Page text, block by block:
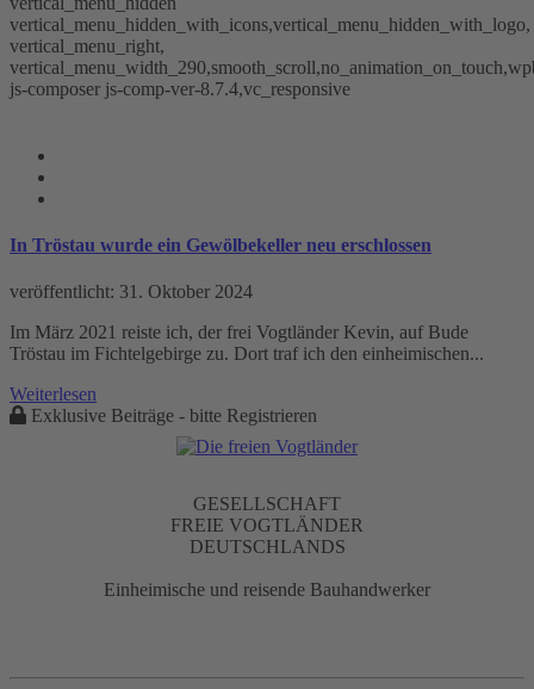
vertical_menu_hidden_with_icons,vertical_menu_hidden_with_logo,
vertical_menu_right,
js-composer js-comp-ver-8.7.4,vc_responsive
Gewölbekeller Tag
In Tröstau wurde ein Gewölbekeller neu erschlossen
veröffentlicht: 31. Oktober 2024
Im März 2021 reiste ich, der frei Vogtländer Kevin, auf Bude
Tröstau im Fichtelgebirge zu. Dort traf ich den einheimischen...
Weiterlesen
Exklusive Beiträge - bitte Registrieren
GESELLSCHAFT
FREIE VOGTLÄNDER
DEUTSCHLANDS
Einheimische und reisende Bauhandwerker